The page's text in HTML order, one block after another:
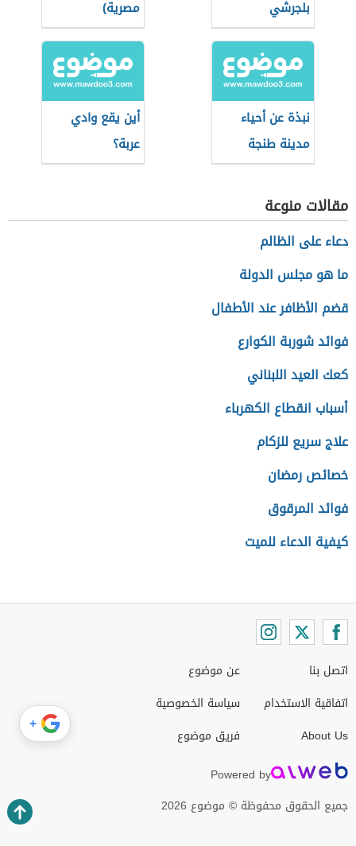
بلجرشي
مصرية)
نبذة عن أحياء
مدينة طنجة
أين يقع وادي
عربة؟
مقالات منوعة
دعاء على الظالم
ما هو مجلس الدولة
قضم الأظافر عند الأطفال
فوائد شوربة الكوارع
كعك العيد اللبناني
أسباب انقطاع الكهرباء
علاج سريع للزكام
خصائص رمضان
فوائد المرقوق
كيفية الدعاء للميت
اتصل بنا
اتفاقية الاستخدام
About Us
عن موضوع
سياسة الخصوصية
فريق موضوع
Powered by
جميع الحقوق محفوظة © موضوع 2026
+